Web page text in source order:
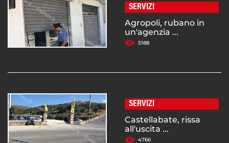
SERVIZI
Agropoli, rubano in
un'agenzia ...
5188
SERVIZI
Castellabate, rissa
all'uscita ...
4766